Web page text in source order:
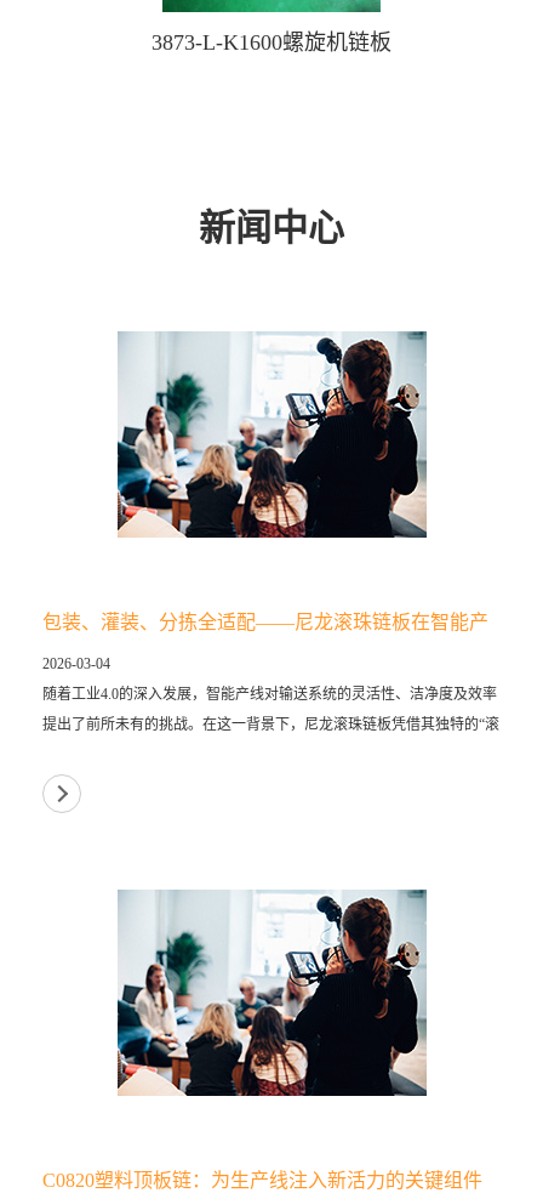
3873-L-K1600螺旋机链板
新闻中心
包装、灌装、分拣全适配——尼龙滚珠链板在智能产
2026-03-04
随着工业4.0的深入发展，智能产线对输送系统的灵活性、洁净度及效率
提出了前所未有的挑战。在这一背景下，尼龙滚珠链板凭借其独特的“滚
装、灌...
C0820塑料顶板链：为生产线注入新活力的关键组件